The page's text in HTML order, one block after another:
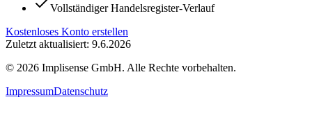
Vollständiger Handelsregister-Verlauf
Kostenloses Konto erstellen
Zuletzt aktualisiert: 9.6.2026
© 2026 Implisense GmbH. Alle Rechte vorbehalten.
ImpressumDatenschutz